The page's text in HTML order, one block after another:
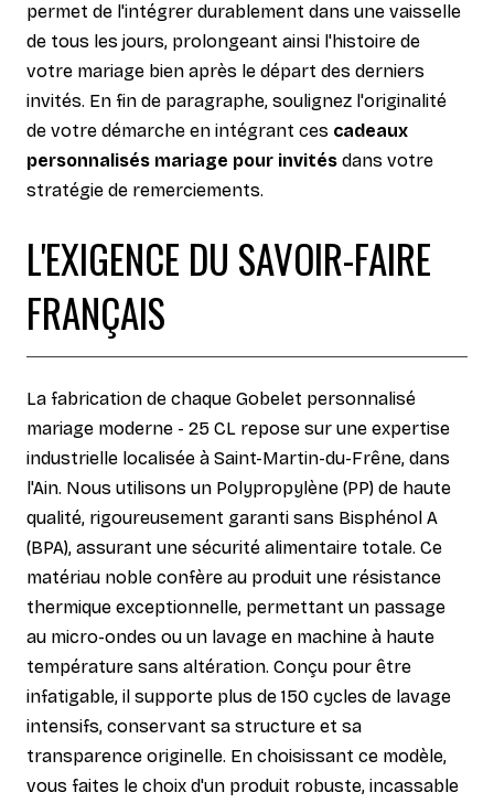
permet de l'intégrer durablement dans une vaisselle
de tous les jours, prolongeant ainsi l'histoire de
votre mariage bien après le départ des derniers
invités. En fin de paragraphe, soulignez l'originalité
de votre démarche en intégrant ces cadeaux
personnalisés mariage pour invités dans votre
stratégie de remerciements.
L'EXIGENCE DU SAVOIR-FAIRE
FRANÇAIS
La fabrication de chaque Gobelet personnalisé
mariage moderne - 25 CL repose sur une expertise
industrielle localisée à Saint-Martin-du-Frêne, dans
l'Ain. Nous utilisons un Polypropylène (PP) de haute
qualité, rigoureusement garanti sans Bisphénol A
(BPA), assurant une sécurité alimentaire totale. Ce
matériau noble confère au produit une résistance
thermique exceptionnelle, permettant un passage
au micro-ondes ou un lavage en machine à haute
température sans altération. Conçu pour être
infatigable, il supporte plus de 150 cycles de lavage
intensifs, conservant sa structure et sa
transparence originelle. En choisissant ce modèle,
vous faites le choix d'un produit robuste, incassable